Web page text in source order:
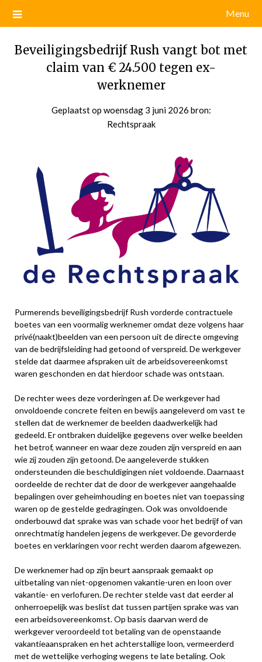
Menu
Beveiligingsbedrijf Rush vangt bot met
claim van € 24.500 tegen ex-
werknemer
Geplaatst op woensdag 3 juni 2026 door
bron:
Rechtspraak
Purmerends beveiligingsbedrijf Rush vorderde contractuele
boetes van een voormalig werknemer omdat deze volgens haar
privé(naakt)beelden van een persoon uit de directe omgeving
van de bedrijfsleiding had getoond of verspreid. De werkgever
stelde dat daarmee afspraken uit de arbeidsovereenkomst
waren geschonden en dat hierdoor schade was ontstaan.
De rechter wees deze vorderingen af. De werkgever had
onvoldoende concrete feiten en bewijs aangeleverd om vast te
stellen dat de werknemer de beelden daadwerkelijk had
gedeeld. Er ontbraken duidelijke gegevens over welke beelden
het betrof, wanneer en waar deze zouden zijn verspreid en aan
wie zij zouden zijn getoond. De aangeleverde stukken
ondersteunden die beschuldigingen niet voldoende. Daarnaast
oordeelde de rechter dat de door de werkgever aangehaalde
bepalingen over geheimhouding en boetes niet van toepassing
waren op de gestelde gedragingen. Ook was onvoldoende
onderbouwd dat sprake was van schade voor het bedrijf of van
onrechtmatig handelen jegens de werkgever. De gevorderde
boetes en verklaringen voor recht werden daarom afgewezen.
De werknemer had op zijn beurt aanspraak gemaakt op
uitbetaling van niet-opgenomen vakantie-uren en loon over
vakantie- en verlofuren. De rechter stelde vast dat eerder al
onherroepelijk was beslist dat tussen partijen sprake was van
een arbeidsovereenkomst. Op basis daarvan werd de
werkgever veroordeeld tot betaling van de openstaande
vakantieaanspraken en het achterstallige loon, vermeerderd
met de wettelijke verhoging wegens te late betaling. Ook